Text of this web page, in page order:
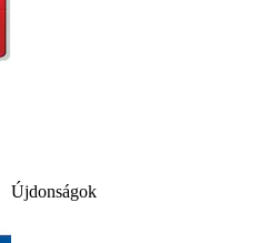
Újdonságok